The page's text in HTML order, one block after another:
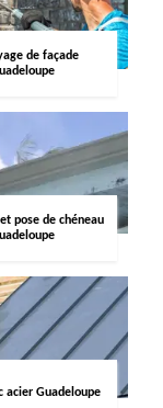
de façade
pose de chéneau
acier Guadeloupe